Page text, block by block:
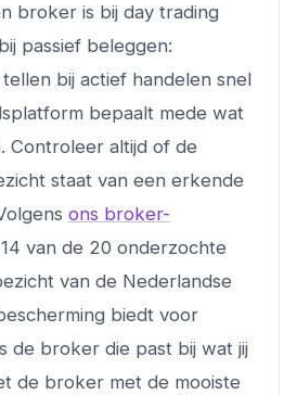
broker is bij day trading
passief beleggen:
bij actief handelen snel
bepaalt mede wat
Controleer altijd of de
staat van een erkende
ons broker-
van de 20 onderzochte
van de Nederlandse
biedt voor
de broker die past bij wat jij
de broker met de mooiste